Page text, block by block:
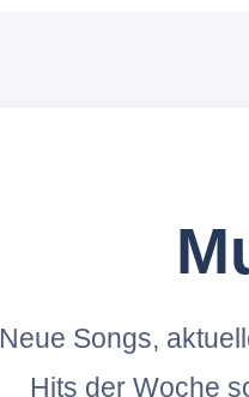
Neue Songs,
Hits der Woche